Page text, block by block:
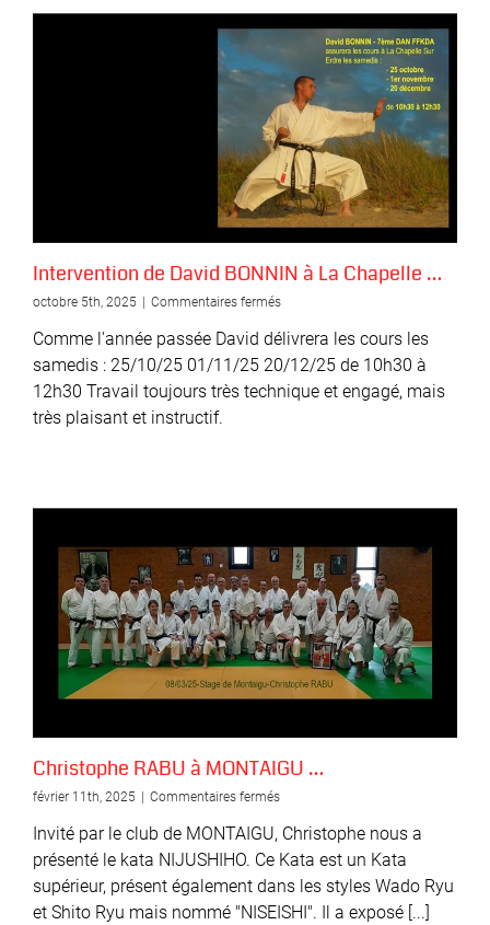
Intervention de David BONNIN à La Chapelle …
octobre 5th, 2025 Commentaires ferméssur
de
David
BONNIN
à
Comme l'année passée David délivrera les cours les
samedis : 25/10/25 01/11/25 20/12/25 de 10h30 à
12h30 Travail toujours très technique et engagé, mais
très plaisant et instructif.
Christophe RABU à MONTAIGU …
février 11th, 2025 Commentaires ferméssur
RABU
à
…
Invité par le club de MONTAIGU, Christophe nous a
présenté le kata NIJUSHIHO. Ce Kata est un Kata
supérieur, présent également dans les styles Wado Ryu
et Shito Ryu mais nommé "NISEISHI". Il a exposé [...]